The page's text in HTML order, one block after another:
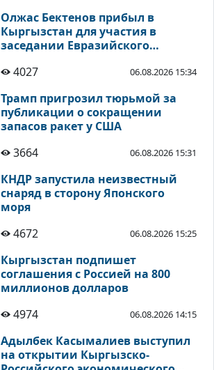
Олжас Бектенов прибыл в
Кыргызстан для участия в
заседании Евразийского
4027
06.08.2026 15:34
Трамп пригрозил тюрьмой за
публикации о сокращении
запасов ракет у США
3664
06.08.2026 15:31
КНДР запустила неизвестный
снаряд в сторону Японского
моря
4672
06.08.2026 15:25
Кыргызстан подпишет
соглашения с Россией на 800
миллионов долларов
4974
06.08.2026 14:15
Адылбек Касымалиев выступил
на открытии Кыргызско-